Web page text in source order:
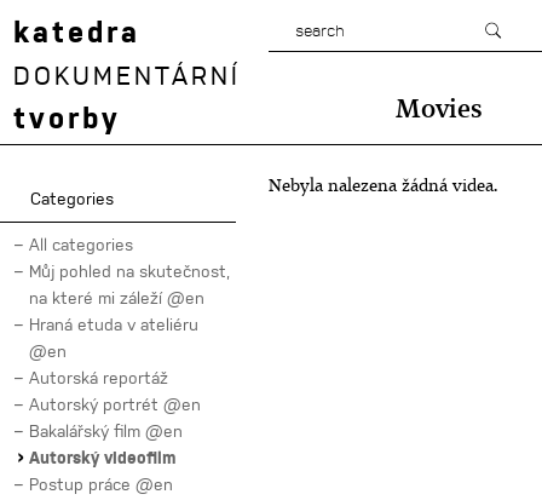
katedra
DOKUMENTÁRNÍ
tvorby Movies
Categories
All categories
Můj pohled na skutečnost,
na které mi záleží @en
Hraná etuda v ateliéru
@en
Autorská reportáž
Autorský portrét @en
Bakalářský film @en
Autorský videofilm
Postup práce @en
Nebyla nalezena žádná videa.